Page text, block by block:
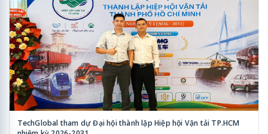
TechGlobal tham dự Đại hội thành lập Hiệp hội Vận tải TP.HCM